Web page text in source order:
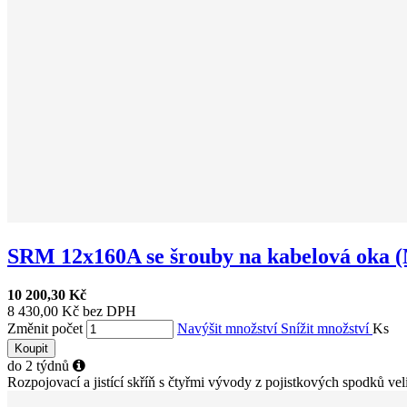
SRM 12x160A se šrouby na kabelová oka
10 200,30 Kč
8 430,00 Kč bez DPH
Změnit počet
Navýšit množství Snížit množstvíKs
Koupit
do 2 týdnů
Rozpojovací a jistící skříň s čtyřmi vývody z pojistkových spodků